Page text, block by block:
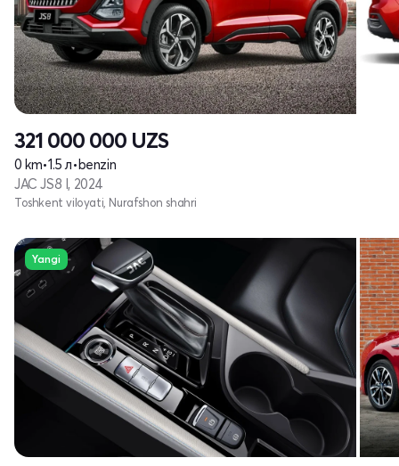
321 000 000 UZS
0 km•1.5 л•benzin
JAC JS8 I, 2024
Toshkent viloyati, Nurafshon shahri
Yangi